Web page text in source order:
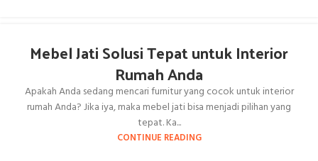
Mebel Jati Solusi Tepat untuk Interior
Rumah Anda
Apakah Anda sedang mencari furnitur yang cocok untuk interior
rumah Anda? Jika iya, maka mebel jati bisa menjadi pilihan yang
tepat. Ka...
CONTINUE READING